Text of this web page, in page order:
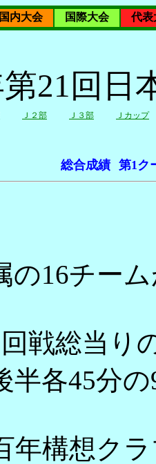
国内大会 国際大会
代表
第21回日
Ｊ２部 Ｊ３部 Ｊカップ
総合成績 第1ク
16チー
戦総当り
各45分の
構想ク